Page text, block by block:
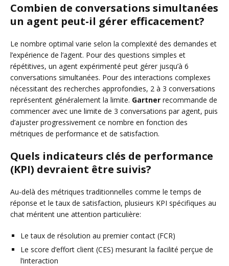
Combien de conversations simultanées
un agent peut-il gérer efficacement?
Le nombre optimal varie selon la complexité des demandes et
l’expérience de l’agent. Pour des questions simples et
répétitives, un agent expérimenté peut gérer jusqu’à 6
conversations simultanées. Pour des interactions complexes
nécessitant des recherches approfondies, 2 à 3 conversations
représentent généralement la limite. Gartner recommande de
commencer avec une limite de 3 conversations par agent, puis
d’ajuster progressivement ce nombre en fonction des
métriques de performance et de satisfaction.
Quels indicateurs clés de performance
(KPI) devraient être suivis?
Au-delà des métriques traditionnelles comme le temps de
réponse et le taux de satisfaction, plusieurs KPI spécifiques au
chat méritent une attention particulière:
Le taux de résolution au premier contact (FCR)
Le score d’effort client (CES) mesurant la facilité perçue de
l’interaction